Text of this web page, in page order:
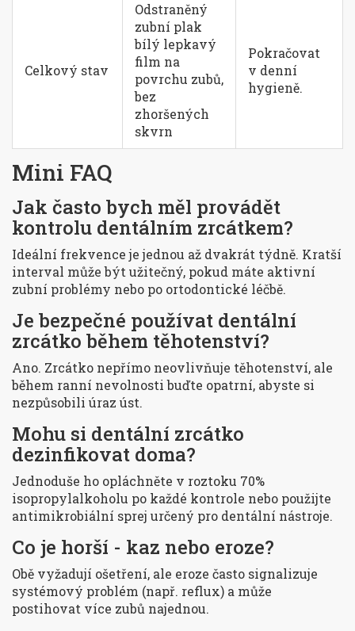
Celkový stav
Odstraněný
zubní plak
bílý lepkavý
film na
povrchu zubů,
bez
zhoršených
skvrn
Pokračovat
v denní
hygieně.
Mini FAQ
Jak často bych měl provádět
kontrolu dentálním zrcátkem?
Ideální frekvence je jednou až dvakrát týdně. Kratší
interval může být užitečný, pokud máte aktivní
zubní problémy nebo po ortodontické léčbě.
Je bezpečné používat dentální
zrcátko během těhotenství?
Ano. Zrcátko nepřímo neovlivňuje těhotenství, ale
během ranní nevolnosti buďte opatrní, abyste si
nezpůsobili úraz úst.
Mohu si dentální zrcátko
dezinfikovat doma?
Jednoduše ho opláchněte v roztoku 70%
isopropylalkoholu po každé kontrole nebo použijte
antimikrobiální sprej určený pro dentální nástroje.
Co je horší - kaz nebo eroze?
Obě vyžadují ošetření, ale eroze často signalizuje
systémový problém (např. reflux) a může
postihovat více zubů najednou.